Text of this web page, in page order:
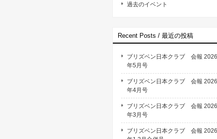
過去のイベント
Recent Posts / 最近の投稿
ブリズベン日本クラブ 会報 2026
年5月号
ブリズベン日本クラブ 会報 2026
年4月号
ブリズベン日本クラブ 会報 2026
年3月号
ブリズベン日本クラブ 会報 2026